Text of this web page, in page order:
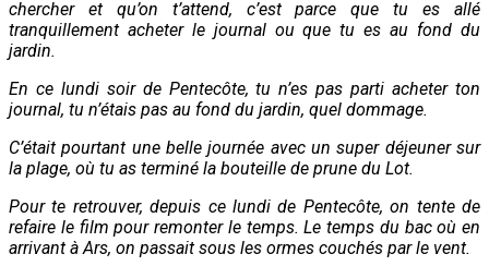
chercher et qu’on t’attend, c’est parce que tu es allé
tranquillement acheter le journal ou que tu es au fond du
jardin.
En ce lundi soir de Pentecôte, tu n’es pas parti acheter ton
journal, tu n’étais pas au fond du jardin, quel dommage.
C’était pourtant une belle journée avec un super déjeuner sur
la plage, où tu as terminé la bouteille de prune du Lot.
Pour te retrouver, depuis ce lundi de Pentecôte, on tente de
refaire le film pour remonter le temps. Le temps du bac où en
arrivant à Ars, on passait sous les ormes couchés par le vent.